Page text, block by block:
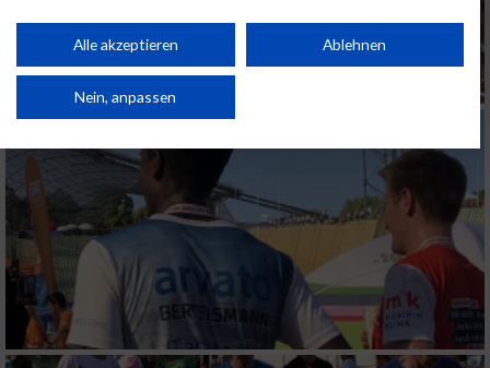
Performance von Inhalten. Analyse von Zielgruppen durch Statistiken oder
Kombinationen von Daten aus verschiedenen Quellen. Entwicklung und
von Inhalten.
Daten können außerhalb der Europäischen Union weitergegeben und in die
Website/App.
Partnerliste anzeigen (1 IAB-Anbieter)
Wir nutzen Ihre Daten für folgende Zwecke:
IAB-Verarbeitungszwecke:
Speichern von oder Zugriff auf Informationen
auf einem Endgerät
Verwendung reduzierter Daten zur Auswahl
Alle akzeptieren Ablehnen
Nein, anpassen